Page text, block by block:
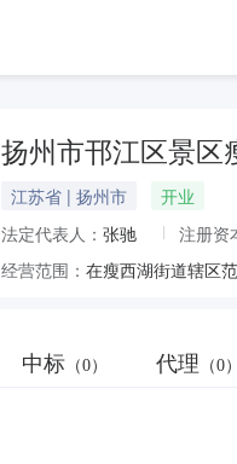
扬州市邗江区景区
江苏省 | 扬州市
开业
法定代表人： 张驰 注册资
经营范围：
中标 （0） 代理 （0）